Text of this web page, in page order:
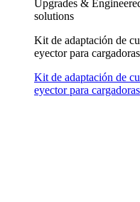
Upgrades &
solutions
Kit de adaptación de
eyector para cargadoras
Kit de adaptación de
eyector para cargadoras